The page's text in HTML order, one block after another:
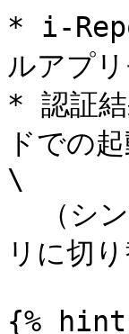
* i-
ルアプ
* 認証
ドでの
\
リに切
{%